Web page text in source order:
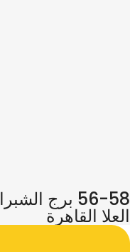
56-58 برج
العلا القاهرة